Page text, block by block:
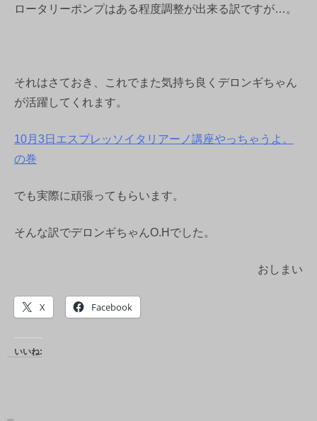
ロータリーポンプはある程度調整が出来る訳ですが…。
それはさておき、これでまた気持ち良くデロンギちゃん
が活躍してくれます。
10月3日エスプレッソイタリアーノ講座やっちゃうよ。
の巻
でも実際に頑張ってもらいます。
そんな訳でデロンギちゃんO.Hでした。
おしまい
X Facebook
いいね: